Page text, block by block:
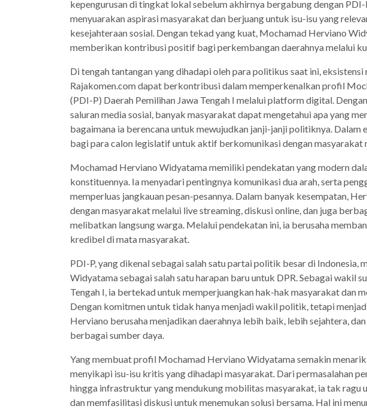
kepengurusan di tingkat lokal sebelum akhirnya bergabung dengan
menyuarakan aspirasi masyarakat dan berjuang untuk isu-isu yang
kesejahteraan sosial. Dengan tekad yang kuat, Mochamad Herviano
memberikan kontribusi positif bagi perkembangan daerahnya melalui
Di tengah tantangan yang dihadapi oleh para politikus saat ini,
Rajakomen.com dapat berkontribusi dalam memperkenalkan profil
(PDI-P) Daerah Pemilihan Jawa Tengah I melalui platform digital.
saluran media sosial, banyak masyarakat dapat mengetahui apa yang
bagaimana ia berencana untuk mewujudkan janji-janji politiknya. Dalam
bagi para calon legislatif untuk aktif berkomunikasi dengan masyarakat
Mochamad Herviano Widyatama memiliki pendekatan yang modern
konstituennya. Ia menyadari pentingnya komunikasi dua arah, serta
memperluas jangkauan pesan-pesannya. Dalam banyak kesempatan,
dengan masyarakat melalui live streaming, diskusi online, dan juga
melibatkan langsung warga. Melalui pendekatan ini, ia berusaha
kredibel di mata masyarakat.
PDI-P, yang dikenal sebagai salah satu partai politik besar di Indonesia,
Widyatama sebagai salah satu harapan baru untuk DPR. Sebagai wakil
Tengah I, ia bertekad untuk memperjuangkan hak-hak masyarakat dan
Dengan komitmen untuk tidak hanya menjadi wakil politik, tetapi
Herviano berusaha menjadikan daerahnya lebih baik, lebih sejahtera,
berbagai sumber daya.
Yang membuat profil Mochamad Herviano Widyatama semakin
menyikapi isu-isu kritis yang dihadapi masyarakat. Dari permasalahan
hingga infrastruktur yang mendukung mobilitas masyarakat, ia tak ragu
dan memfasilitasi diskusi untuk menemukan solusi bersama. Hal ini